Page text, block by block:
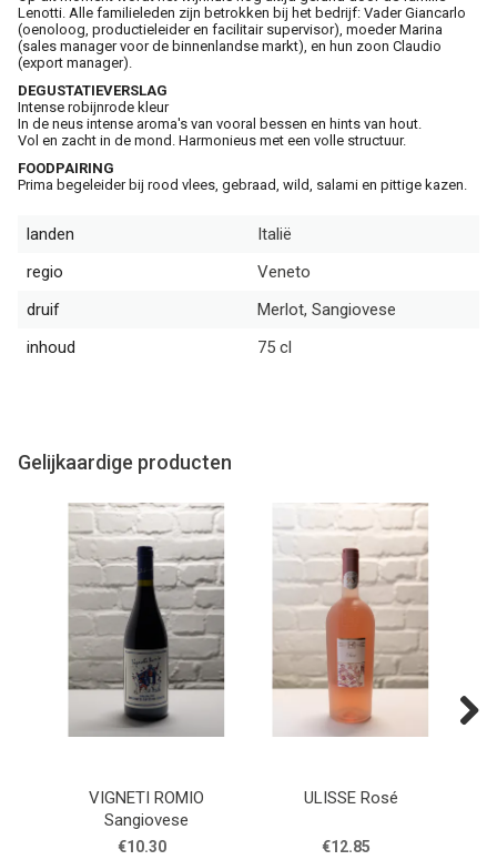
Lenotti. Alle familieleden zijn betrokken bij het bedrijf: Vader Giancarlo
(oenoloog, productieleider en facilitair supervisor), moeder Marina
(sales manager voor de binnenlandse markt), en hun zoon Claudio
(export manager).
DEGUSTATIEVERSLAG
Intense robijnrode kleur
In de neus intense aroma's van vooral bessen en hints van hout.
Vol en zacht in de mond. Harmonieus met een volle structuur.
FOODPAIRING
Prima begeleider bij rood vlees, gebraad, wild, salami en pittige kazen.
landen
Italië
regio
Veneto
druif
Merlot, Sangiovese
inhoud
75 cl
Gelijkaardige producten
VIGNETI ROMIO
Sangiovese
€10.30
ULISSE Rosé
€12.85